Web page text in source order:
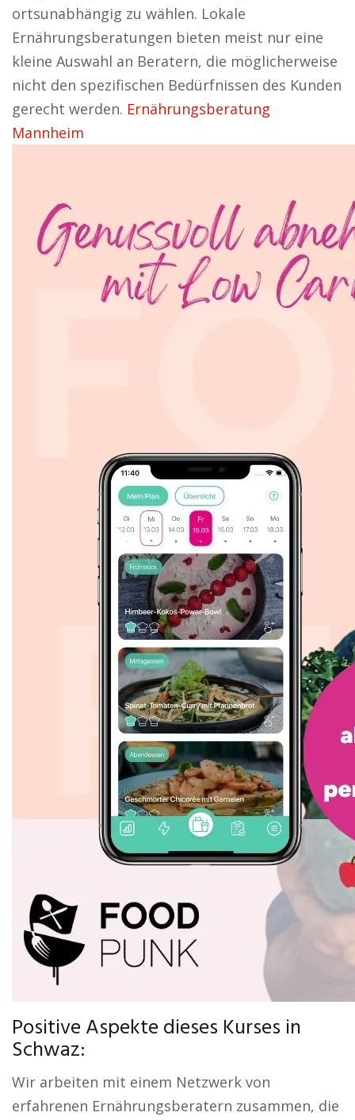
ortsunabhängig zu wählen. Lokale
Ernährungsberatungen bieten meist nur eine
kleine Auswahl an Beratern, die möglicherweise
nicht den spezifischen Bedürfnissen des Kunden
gerecht werden. Ernährungsberatung
Mannheim
Positive Aspekte dieses Kurses in
Schwaz:
Wir arbeiten mit einem Netzwerk von
erfahrenen Ernährungsberatern zusammen, die